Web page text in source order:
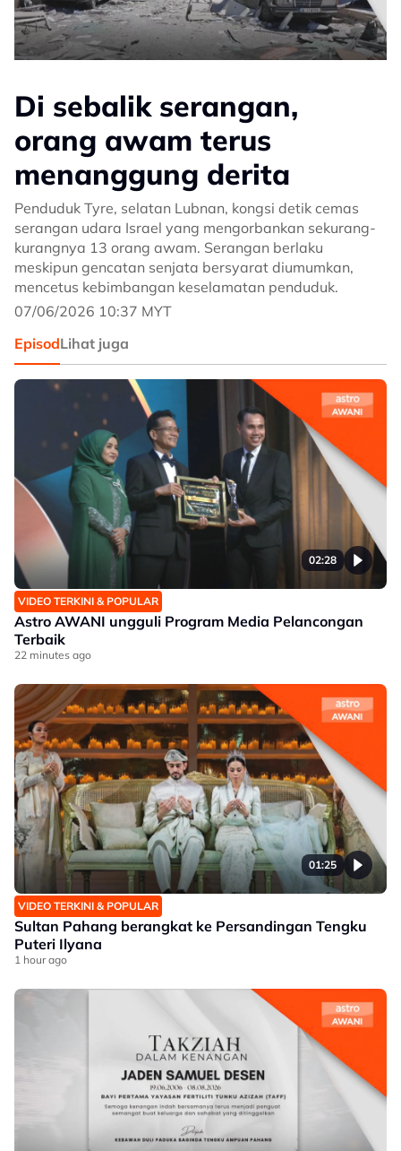
Di sebalik serangan,
orang awam terus
menanggung derita
Penduduk Tyre, selatan Lubnan, kongsi detik cemas
serangan udara Israel yang mengorbankan sekurang-
kurangnya 13 orang awam. Serangan berlaku
meskipun gencatan senjata bersyarat diumumkan,
mencetus kebimbangan keselamatan penduduk.
07/06/2026 10:37 MYT
EpisodLihat juga
02:28
VIDEO TERKINI & POPULAR
Astro AWANI ungguli Program Media Pelancongan
Terbaik
22 minutes ago
01:25
VIDEO TERKINI & POPULAR
Sultan Pahang berangkat ke Persandingan Tengku
Puteri Ilyana
1 hour ago